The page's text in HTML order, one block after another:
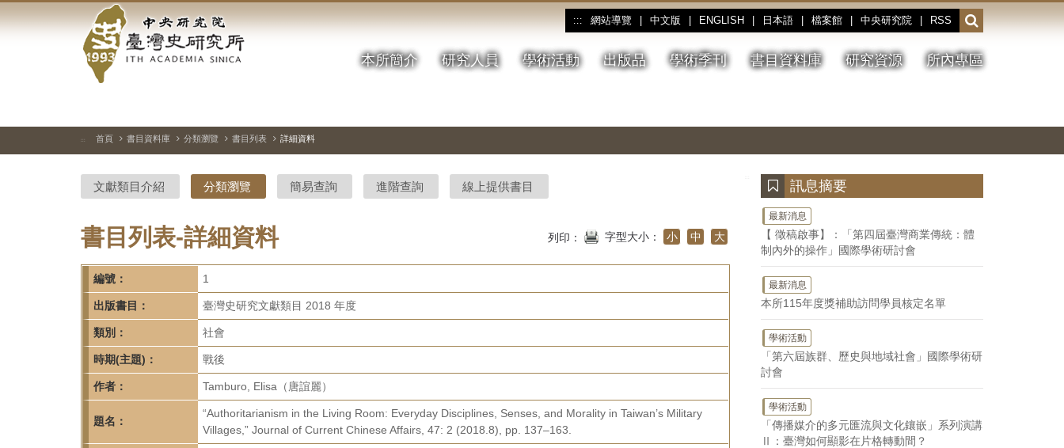
到
中
央
研
院-
臺
灣
史
研
究
所-
首
頁
::: 網站導覽 中文版 ENGLISH 日本語 檔案館 中央研究院 RSS
開
啟
或
收
本所簡介 研究人員 學術活動 出版品 學術季刊 書目資料庫 研究資源 所內專區
停、
圖
圖
結
::: 首頁 書目資料庫 分類瀏覽 書目列表 詳細資料
文獻類目介紹 分類瀏覽 簡易查詢 進階查詢 線上提供書目
書目列表-詳細資料 列印： 字型大小： 小 中 大
編號： 1
出版書目： 臺灣史研究文獻類目 2018 年度
類別： 社會
時期(主題)： 戰後
作者： Tamburo, Elisa（唐誼麗）
題名：
“Authoritarianism in the Living Room: Everyday Disciplines, Senses, and Morality in Taiwan’s Military
Villages,” Journal of Current Chinese Affairs, 47: 2 (2018.8), pp. 137–163.
訊息摘要
最新消息
【 徵稿啟事】：「第四屆臺灣商業傳統：體
制內外的操作」國際學術研討會
最新消息
本所115年度獎補助訪問學員核定名單
學術活動
「第六屆族群、歷史與地域社會」國際學術研
討會
學術活動
「傳播媒介的多元匯流與文化鑲嵌」系列演講
Ⅱ：臺灣如何顯影在片格轉動間？